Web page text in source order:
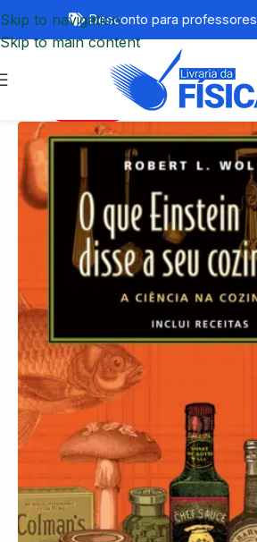
Skip to navigation
Skip to main content
Desconto para professores,